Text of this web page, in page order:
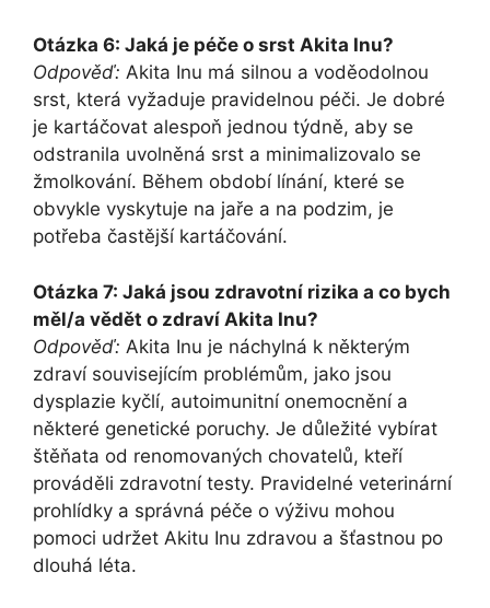
Otázka 6: Jaká je péče o srst Akita Inu?
Odpověď: Akita Inu má silnou a voděodolnou
srst, která vyžaduje pravidelnou péči. Je dobré
je kartáčovat alespoň jednou týdně, aby se
odstranila uvolněná srst a minimalizovalo se
žmolkování. Během období línání, které se
obvykle vyskytuje na jaře a na podzim, je
potřeba častější kartáčování.
Otázka 7: Jaká jsou zdravotní rizika a co bych
měl/a vědět o zdraví Akita Inu?
Odpověď: Akita Inu je náchylná k některým
zdraví souvisejícím problémům, jako jsou
dysplazie kyčlí, autoimunitní onemocnění a
některé genetické poruchy. Je důležité vybírat
štěňata od renomovaných chovatelů, kteří
prováděli zdravotní testy. Pravidelné veterinární
prohlídky a správná péče o výživu mohou
pomoci udržet Akitu Inu zdravou a šťastnou po
dlouhá léta.